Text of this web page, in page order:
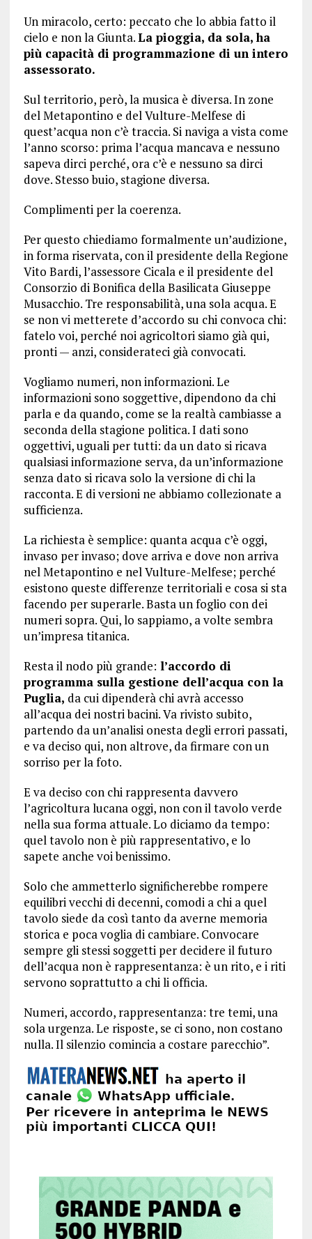
Un miracolo, certo: peccato che lo abbia fatto il
cielo e non la Giunta.La pioggia, da sola, ha
più capacità di programmazione di un intero
assessorato.
Sul territorio, però, la musica è diversa. In zone
del Metapontino e del Vulture-Melfese di
quest’acqua non c’è traccia. Si naviga a vista come
l’anno scorso: prima l’acqua mancava e nessuno
sapeva dirci perché, ora c’è e nessuno sa dirci
dove. Stesso buio, stagione diversa.
Complimenti per la coerenza.
Per questo chiediamo formalmente un’audizione,
in forma riservata, con il presidente della Regione
Vito Bardi, l’assessore Cicala e il presidente del
Consorzio di Bonifica della Basilicata Giuseppe
Musacchio. Tre responsabilità, una sola acqua. E
se non vi metterete d’accordo su chi convoca chi:
fatelo voi, perché noi agricoltori siamo già qui,
pronti — anzi, considerateci già convocati.
Vogliamo numeri, non informazioni. Le
informazioni sono soggettive, dipendono da chi
parla e da quando, come se la realtà cambiasse a
seconda della stagione politica. I dati sono
oggettivi, uguali per tutti: da un dato si ricava
qualsiasi informazione serva, da un’informazione
senza dato si ricava solo la versione di chi la
racconta. E di versioni ne abbiamo collezionate a
sufficienza.
La richiesta è semplice: quanta acqua c’è oggi,
invaso per invaso; dove arriva e dove non arriva
nel Metapontino e nel Vulture-Melfese; perché
esistono queste differenze territoriali e cosa si sta
facendo per superarle. Basta un foglio con dei
numeri sopra. Qui, lo sappiamo, a volte sembra
un’impresa titanica.
Resta il nodo più grande: l’accordo di
programma sulla gestione dell’acqua con la
Puglia, da cui dipenderà chi avrà accesso
all’acqua dei nostri bacini. Va rivisto subito,
partendo da un’analisi onesta degli errori passati,
e va deciso qui, non altrove, da firmare con un
sorriso per la foto.
E va deciso con chi rappresenta davvero
l’agricoltura lucana oggi, non con il tavolo verde
nella sua forma attuale. Lo diciamo da tempo:
quel tavolo non è più rappresentativo, e lo
sapete anche voi benissimo.
Solo che ammetterlo significherebbe rompere
equilibri vecchi di decenni, comodi a chi a quel
tavolo siede da così tanto da averne memoria
storica e poca voglia di cambiare. Convocare
sempre gli stessi soggetti per decidere il futuro
dell’acqua non è rappresentanza: è un rito, e i riti
servono soprattutto a chi li officia.
Numeri, accordo, rappresentanza: tre temi, una
sola urgenza. Le risposte, se ci sono, non costano
nulla. Il silenzio comincia a costare parecchio”.